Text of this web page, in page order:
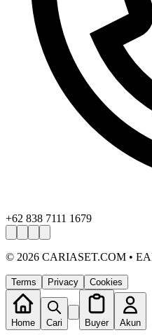
+62 838 7111 1679
© 2026 CARIASET.COM •
Terms Privacy Cookies
Home Cari Buyer Akun